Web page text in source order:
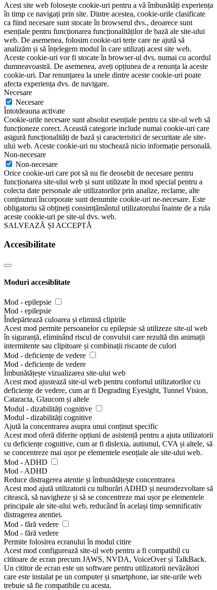
Acest site web folosește cookie-uri pentru a vă îmbunătăți experiența
în timp ce navigați prin site. Dintre acestea, cookie-urile clasificate
ca fiind necesare sunt stocate în browserul dvs., deoarece sunt
esențiale pentru funcționarea funcționalităților de bază ale site-ului
web. De asemenea, folosim cookie-uri terțe care ne ajută să
analizăm și să înțelegem modul în care utilizați acest site web.
Aceste cookie-uri vor fi stocate în browser-ul dvs. numai cu acordul
dumneavoastră. De asemenea, aveți opțiunea de a renunța la aceste
cookie-uri. Dar renunțarea la unele dintre aceste cookie-uri poate
afecta experiența dvs. de navigare.
Necesare
Necesare
Întotdeauna activate
Cookie-urile necesare sunt absolut esențiale pentru ca site-ul web să
funcționeze corect. Această categorie include numai cookie-uri care
asigură funcționalități de bază și caracteristici de securitate ale site-
ului web. Aceste cookie-uri nu stochează nicio informație personală.
Non-necesare
Non-necesare
Orice cookie-uri care pot să nu fie deosebit de necesare pentru
funcționarea site-ului web și sunt utilizate în mod special pentru a
colecta date personale ale utilizatorilor prin analize, reclame, alte
conținuturi încorporate sunt denumite cookie-uri ne-necesare. Este
obligatoriu să obțineți consimțământul utilizatorului înainte de a rula
aceste cookie-uri pe site-ul dvs. web.
SALVEAZĂ ȘI ACCEPTĂ
Accesibilitate
Moduri accesiblitate
Mod - epilepsie
Mod - epilepsie
Îndepărtează culoarea și elimină clipirile
Acest mod permite persoanelor cu epilepsie să utilizeze site-ul web
în siguranță, eliminând riscul de convulsii care rezultă din animații
intermitente sau clipitoare și combinații riscante de culori
Mod - deficiențe de vedere
Mod - deficiențe de vedere
Îmbunătățește vizualizarea site-ului web
Acest mod ajustează site-ul web pentru confortul utilizatorilor cu
deficiențe de vedere, cum ar fi Degrading Eyesight, Tunnel Vision,
Cataracta, Glaucom și altele
Modul - dizabilități cognitive
Modul - dizabilități cognitive
Ajută la concentrarea asupra unui conținut specific
Acest mod oferă diferite opțiuni de asistență pentru a ajuta utilizatorii
cu deficiențe cognitive, cum ar fi dislexia, autismul, CVA și altele, să
se concentreze mai ușor pe elementele esențiale ale site-ului web.
Mod - ADHD
Mod - ADHD
Reduce distragerea atentie și îmbunătățește concentrarea
Acest mod ajută utilizatorii cu tulburări ADHD și neurodezvoltare să
citească, să navigheze și să se concentreze mai ușor pe elementele
principale ale site-ului web, reducând în același timp semnificativ
distragerea atentiei.
Mod - fără vedere
Mod - fără vedere
Permite folosirea ecranului în modul citire
Acest mod configurează site-ul web pentru a fi compatibil cu
cititoare de ecran precum JAWS, NVDA, VoiceOver și TalkBack.
Un cititor de ecran este un software pentru utilizatorii nevăzători
care este instalat pe un computer și smartphone, iar site-urile web
trebuie să fie compatibile cu acesta.